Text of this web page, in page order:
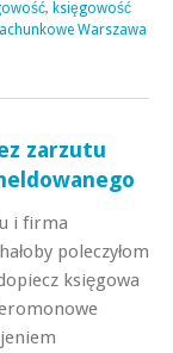
, księgowość
Warszawa
zarzutu
i firma
poleczyłom
księgowa